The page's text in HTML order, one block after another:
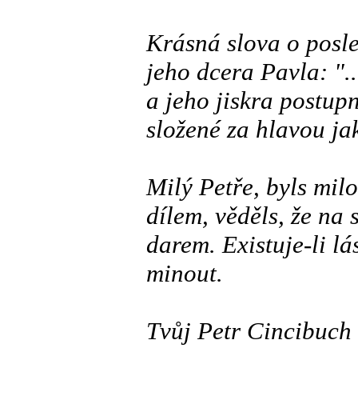
Krásná slova o
jeho dcera Pavla:
a jeho jiskra
složené za hlavou
Milý Petře, byls
dílem, věděls, že na
darem. Existuje-li
minout.
Tvůj Petr Cincibuch